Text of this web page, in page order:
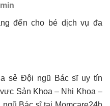
đến cho bé dịch vụ đa
sẻ Đội ngũ Bác sĩ uy tín
Sản Khoa – Nhi Khoa –